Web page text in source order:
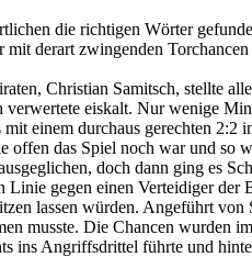
die richtigen Wörter
derart zwingenden
Christian Samitsch, stellte
eiskalt. Nur wenige
einem durchaus gerechten 2:2
das Spiel noch war und
doch dann ging es
gegen einen Verteidiger
lassen würden. Angeführt
musste. Die Chancen
ins Angriffsdrittel führte und